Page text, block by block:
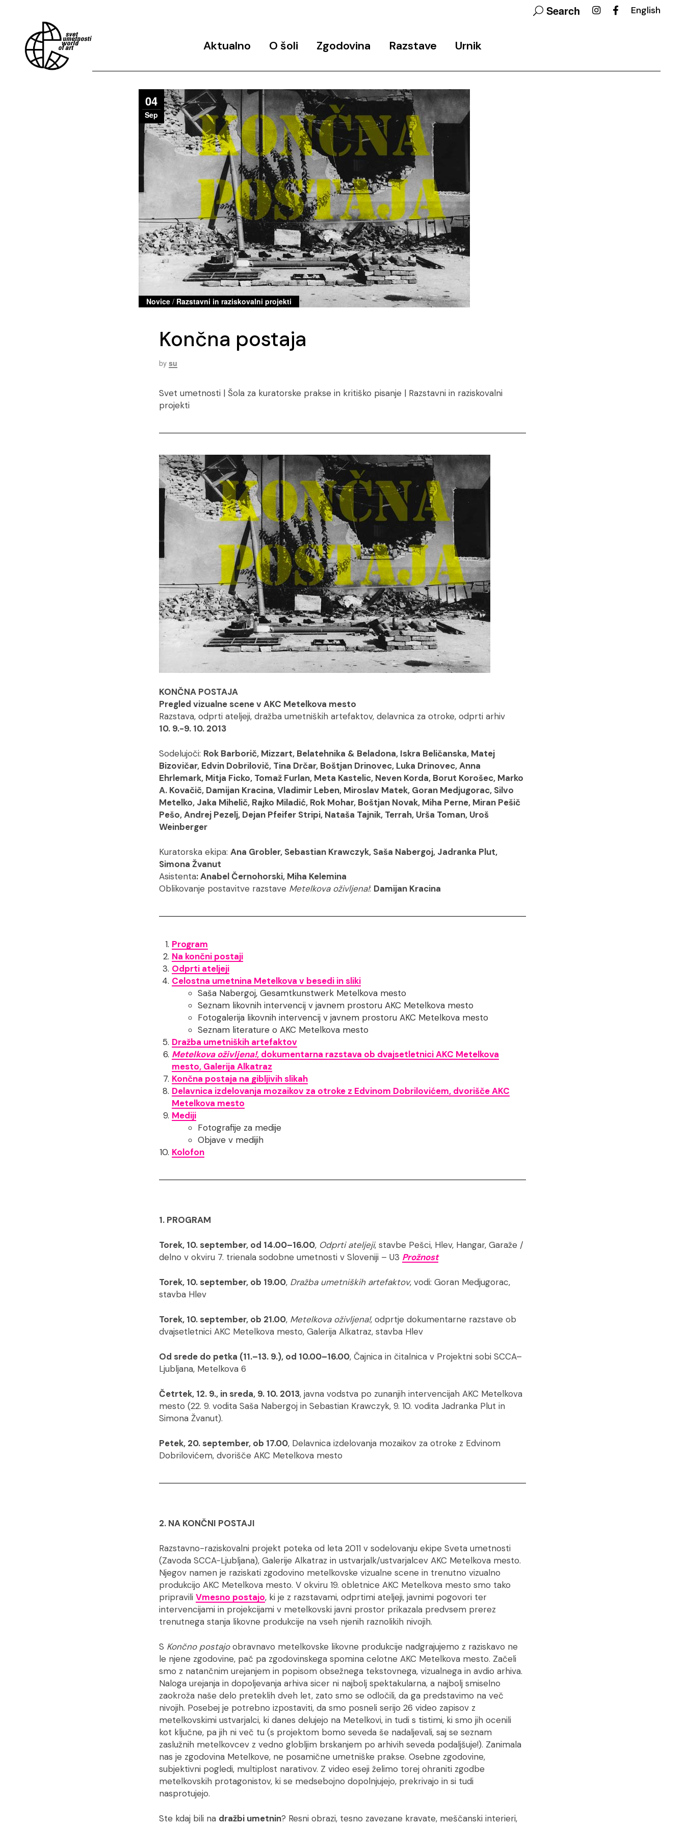
Search English
Aktualno
Arhiv objav
O šoli
Predstavitev programa
Ekipa
Udeleženke_
Partnerji
Podpora
Kontakt
Zgodovina
Zgodovina šole
Arhiv javnih predavanj in
delavnic
Studio 6
Razstave
Končne razstave
Razstavni in raziskovalni
projekti
Urnik
04
Sep
Novice / Razstavni in raziskovalni projekti
Končna postaja
by su
Svet umetnosti | Šola za kuratorske prakse in kritiško pisanje | Razstavni in raziskovalni
projekti
KONČNA POSTAJA
Pregled vizualne scene v AKC Metelkova mesto
Razstava, odprti ateljeji, dražba umetniških artefaktov, delavnica za otroke, odprti arhiv
10. 9.-9. 10. 2013
Sodelujoči: Rok Barborič, Mizzart, Belatehnika & Beladona, Iskra Beličanska, Matej
Bizovičar, Edvin Dobrilovič, Tina Drčar, Boštjan Drinovec, Luka Drinovec, Anna
Ehrlemark, Mitja Ficko, Tomaž Furlan, Meta Kastelic, Neven Korda, Borut Korošec, Marko
A. Kovačič, Damijan Kracina, Vladimir Leben, Miroslav Matek, Goran Medjugorac, Silvo
Metelko, Jaka Mihelič, Rajko Miladić, Rok Mohar, Boštjan Novak, Miha Perne, Miran Pešič
Pešo, Andrej Pezelj, Dejan Pfeifer Stripi, Nataša Tajnik, Terrah, Urša Toman, Uroš
Weinberger
Kuratorska ekipa: Ana Grobler, Sebastian Krawczyk, Saša Nabergoj, Jadranka Plut,
Simona Žvanut
Asistenta:Anabel Černohorski, Miha Kelemina
Oblikovanje postavitve razstave Metelkova oživljena!: Damijan Kracina
Program
Na končni postaji
Odprti ateljeji
Celostna umetnina Metelkova v besedi in sliki
Saša Nabergoj, Gesamtkunstwerk Metelkova mesto
Seznam likovnih intervencij v javnem prostoru AKC Metelkova mesto
Fotogalerija likovnih intervencij v javnem prostoru AKC Metelkova mesto
Seznam literature o AKC Metelkova mesto
Dražba umetniških artefaktov
Metelkova oživljena!, dokumentarna razstava ob dvajsetletnici AKC Metelkova
mesto, Galerija Alkatraz
Končna postaja na gibljivih slikah
Delavnica izdelovanja mozaikov za otroke z Edvinom Dobrilovićem, dvorišče AKC
Metelkova mesto
Mediji
Fotografije za medije
Objave v medijih
Kolofon
1. PROGRAM
Torek, 10. september, od 14.00–16.00, Odprti ateljeji, stavbe Pešci, Hlev, Hangar, Garaže /
delno v okviru 7. trienala sodobne umetnosti v Sloveniji – U3 Prožnost
Torek, 10. september, ob 19.00, Dražba umetniških artefaktov, vodi: Goran Medjugorac,
stavba Hlev
Torek, 10. september, ob 21.00, Metelkova oživljena!, odprtje dokumentarne razstave ob
dvajsetletnici AKC Metelkova mesto, Galerija Alkatraz, stavba Hlev
Od srede do petka (11.–13. 9.), od 10.00–16.00, Čajnica in čitalnica v Projektni sobi SCCA–
Ljubljana, Metelkova 6
Četrtek, 12. 9., in sreda, 9. 10. 2013, javna vodstva po zunanjih intervencijah AKC Metelkova
mesto (22. 9. vodita Saša Nabergoj in Sebastian Krawczyk, 9. 10. vodita Jadranka Plut in
Simona Žvanut).
Petek, 20. september, ob 17.00, Delavnica izdelovanja mozaikov za otroke z Edvinom
Dobrilovićem, dvorišče AKC Metelkova mesto
2. NA KONČNI POSTAJI
Razstavno-raziskovalni projekt poteka od leta 2011 v sodelovanju ekipe Sveta umetnosti
(Zavoda SCCA−Ljubljana), Galerije Alkatraz in ustvarjalk/ustvarjalcev AKC Metelkova mesto.
Njegov namen je raziskati zgodovino metelkovske vizualne scene in trenutno vizualno
produkcijo AKC Metelkova mesto. V okviru 19. obletnice AKC Metelkova mesto smo tako
pripravili Vmesno postajo, ki je z razstavami, odprtimi ateljeji, javnimi pogovori ter
intervencijami in projekcijami v metelkovski javni prostor prikazala predvsem prerez
trenutnega stanja likovne produkcije na vseh njenih raznolikih nivojih.
S Končno postajoobravnavo metelkovske likovne produkcije nadgrajujemo z raziskavo ne
le njene zgodovine, pač pa zgodovinskega spomina celotne AKC Metelkova mesto. Začeli
smo z natančnim urejanjem in popisom obsežnega tekstovnega, vizualnega in avdio arhiva.
Naloga urejanja in dopoljevanja arhiva sicer ni najbolj spektakularna, a najbolj smiselno
zaokroža naše delo preteklih dveh let, zato smo se odločili, da ga predstavimo na več
nivojih. Posebej je potrebno izpostaviti, da smo posneli serijo 26 video zapisov z
metelkovskimi ustvarjalci, ki danes delujejo na Metelkovi, in tudi s tistimi, ki smo jih ocenili
kot ključne, pa jih ni več tu (s projektom bomo seveda še nadaljevali, saj se seznam
zaslužnih metelkovcev z vedno globljim brskanjem po arhivih seveda podaljšuje!). Zanimala
nas je zgodovina Metelkove, ne posamične umetniške prakse. Osebne zgodovine,
subjektivni pogledi, multiplost narativov. Z video eseji želimo torej ohraniti zgodbe
metelkovskih protagonistov, ki se medsebojno dopolnjujejo, prekrivajo in si tudi
nasprotujejo.
Ste kdaj bili na dražbi umetnin? Resni obrazi, tesno zavezane kravate, meščanski interieri,